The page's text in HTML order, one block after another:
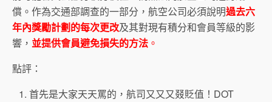
償。作為交通部調查的一部分，航空公司必須說明過去六
年內獎勵計劃的每次更改及其對現有積分和會員等級的影
響， 並提供會員避免損失的方法 。
點評：
首先是大家天天罵的，航司又又又叕貶值！DOT